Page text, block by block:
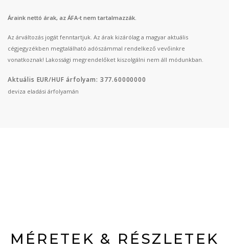
Áraink nettó árak, az ÁFA-t nem tartalmazzák.
Az árváltozás jogát fenntartjuk. Az árak kizárólag a magyar aktuális
cégjegyzékben megtalálható adószámmal rendelkező vevőinkre
vonatkoznak! Lakossági megrendelőket kiszolgálni nem áll módunkban.
Aktuális EUR/HUF árfolyam: 377.60000000
deviza eladási árfolyamán
MÉRETEK & RÉSZLETEK